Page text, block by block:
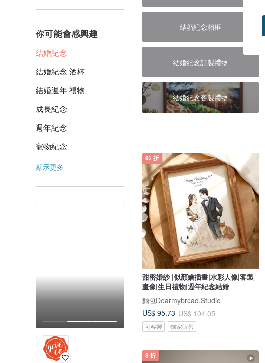
你可能會感興趣
結婚紀念
結婚紀念 酒杯
結婚週年 禮物
成長紀念
週年紀念
寵物紀念
顯示更多
結婚紀念相框
結婚紀念訂製禮物
結婚紀念客製禮物
92 折
甜密婚紗 |似顏繪插畫|水彩人像|客製
畫像|生日禮物|週年紀念結婚
麵包Dearmybread.Studio
US$ 95.73 US$ 104.05
可客製 獨家販售
8 折